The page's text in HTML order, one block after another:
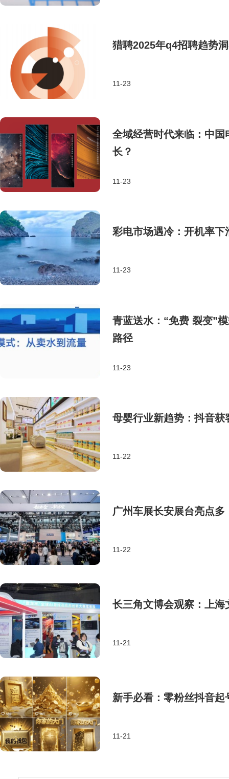
猎聘2025年q4招聘趋势
11-23
全域经营时代来临：中
长？
11-23
彩电市场遇冷：开机率
11-23
青蓝送水：“免费 裂变”
路径
11-23
母婴行业新趋势：抖音
11-22
广州车展长安展台亮点
11-22
长三角文博会观察：上
11-21
新手必看：零粉丝抖音
11-21